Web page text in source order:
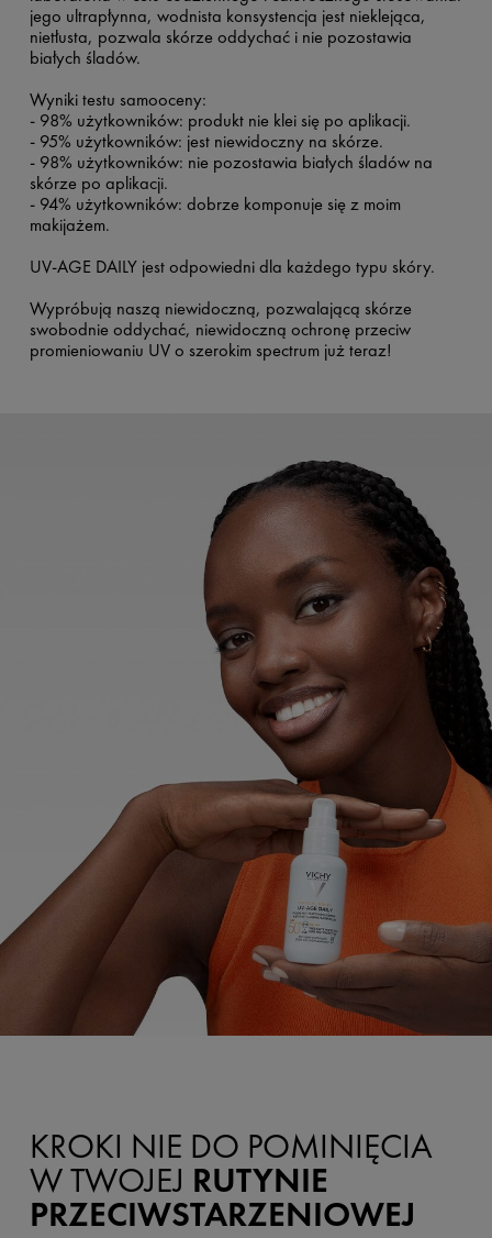
jego ultrapłynna, wodnista konsystencja jest nieklejąca,
nietłusta, pozwala skórze oddychać i nie pozostawia
białych śladów.
Wyniki testu samooceny:
- 98% użytkowników: produkt nie klei się po aplikacji.
- 95% użytkowników: jest niewidoczny na skórze.
- 98% użytkowników: nie pozostawia białych śladów na
skórze po aplikacji.
- 94% użytkowników: dobrze komponuje się z moim
makijażem.
UV-AGE DAILY jest odpowiedni dla każdego typu skóry.
Wypróbują naszą niewidoczną, pozwalającą skórze
swobodnie oddychać, niewidoczną ochronę przeciw
promieniowaniu UV o szerokim spectrum już teraz!
KROKI NIE DO POMINIĘCIA
W TWOJEJ RUTYNIE
PRZECIWSTARZENIOWEJ